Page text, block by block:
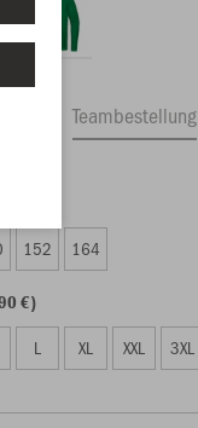
Teambestellung
152 164
€)
L XL XXL 3XL